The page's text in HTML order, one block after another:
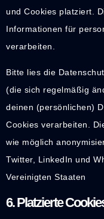
und Cookies platziert.
Informationen für
verarbeiten.
Bitte lies die
(die sich regelmäßig
deinen (persönlichen)
Cookies verarbeiten.
wie möglich
Twitter, LinkedIn und
Vereinigten Staaten
6. Platzierte